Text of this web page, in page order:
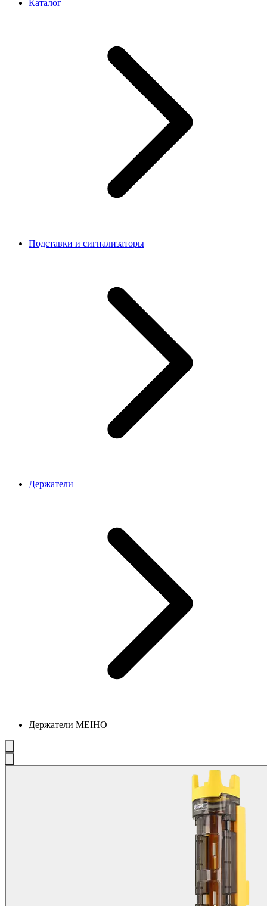
Каталог
Подставки и сигнализаторы
Держатели
Держатели MEIHO